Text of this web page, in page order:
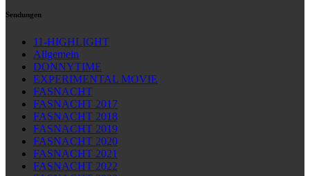
Sendungen
11-HIGHLIGHT
Allgemein
DONNYTIME
EXPERIMENTAL MOVIE
FASNACHT
FASNACHT 2017
FASNACHT 2018
FASNACHT 2019
FASNACHT 2020
FASNACHT 2021
FASNACHT 2022